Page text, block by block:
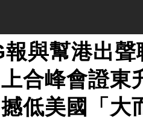
報與幫港出聲
合峰會證東
低美國「大